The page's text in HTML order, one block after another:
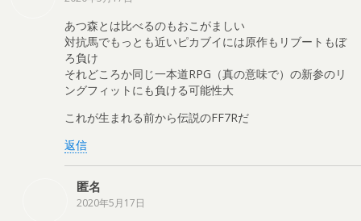
あつ森とは比べるのもおこがましい
対抗馬でもっとも近いピカブイには原作もリブートもぼ
ろ負け
それどころか同じ一本道RPG（真の意味で）の新参のリ
ングフィットにも負ける可能性大
これが生まれる前から伝説のFF7Rだ
返信
匿名
2020年5月17日